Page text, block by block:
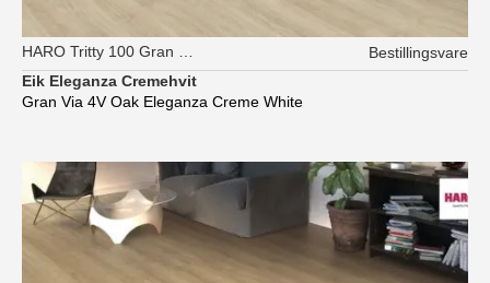
Bestillingsvare
Eik Eleganza Cremehvit
Gran Via 4V Oak Eleganza Creme White